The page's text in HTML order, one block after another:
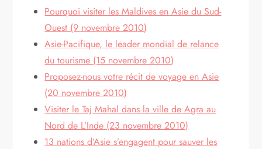
Pourquoi visiter les Maldives en Asie du Sud-
Ouest (9 novembre 2010)
Asie-Pacifique, le leader mondial de relance
du tourisme (15 novembre 2010)
Proposez-nous votre récit de voyage en Asie
(20 novembre 2010)
Visiter le Taj Mahal dans la ville de Agra au
Nord de L’Inde (23 novembre 2010)
13 nations d’Asie s’engagent pour sauver les